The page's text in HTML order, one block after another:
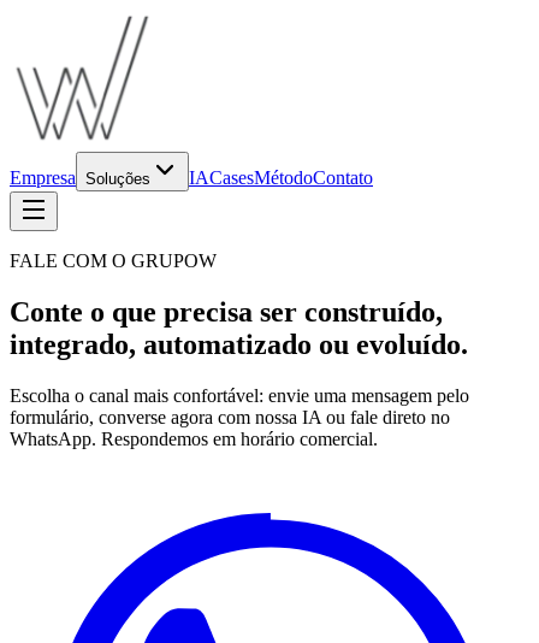
Empresa Soluções IACasesMétodoContato
FALE COM O GRUPOW
Conte o que precisa ser construído,
integrado, automatizado ou evoluído.
Escolha o canal mais confortável: envie uma mensagem pelo
formulário, converse agora com nossa IA ou fale direto no
WhatsApp. Respondemos em horário comercial.